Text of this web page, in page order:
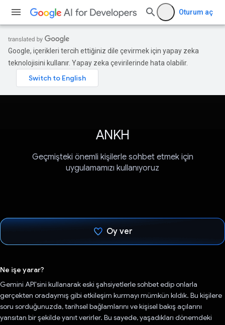
Oturum aç
Google, içerikleri tercih ettiğiniz dile çevirmek için yapay zeka
teknolojisini kullanır. Yapay zeka çevirilerinde hata olabilir.
ANKH
Geçmişteki önemli kişilerle sohbet etmek için
uygulamamızı kullanıyoruz
Oy ver
Ne işe yarar?
Gemini API'sini kullanarak eski şahsiyetlerle sohbet edip onlarla
gerçekten oradaymış gibi etkileşim kurmayı mümkün kıldık. Bu kişilere
soru sorduğunuzda, tarihsel bağlamlarını ve kişisel bakış açılarını
yansıtan bir şekilde yanıt verirler. Bu sayede, yaşadıkları dönemdeki